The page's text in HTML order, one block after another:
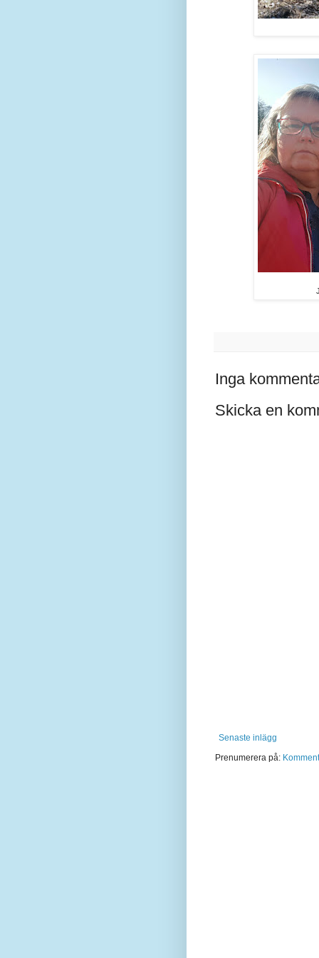
Inga
Skicka en
Senaste inlägg
Prenumerera på: